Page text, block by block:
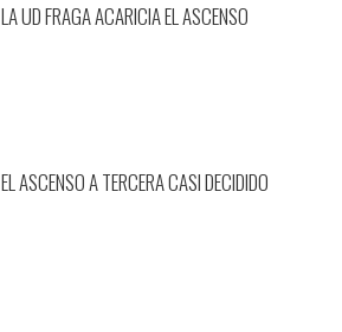
LA UD FRAGA ACARICIA EL ASCENSO
EL ASCENSO A TERCERA CASI DECIDIDO